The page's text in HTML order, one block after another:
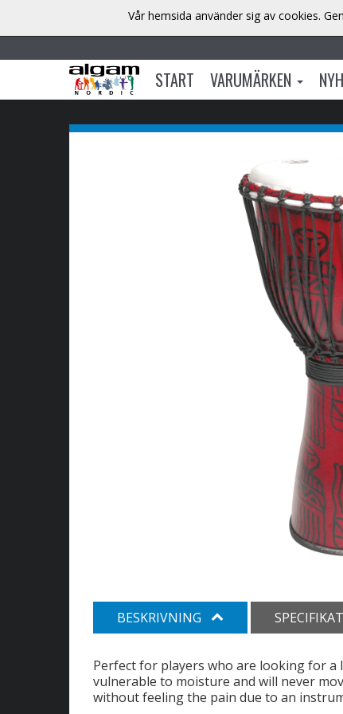
START VARUMÄRKEN
BESKRIVNING
Perfect for players who are looking for
vulnerable to moisture and will never
without feeling the pain due to an
Vår hemsida använder sig av cookies.